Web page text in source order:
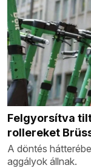
Felgyorsítva
rollereket
A döntés
aggályok állnak.